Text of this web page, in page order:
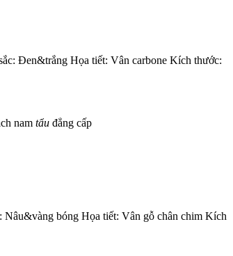
Đen&trắng Họa tiết: Vân carbone Kích thước:
nam tẩu đẳng cấp
Nâu&vàng bóng Họa tiết: Vân gỗ chân chim Kích